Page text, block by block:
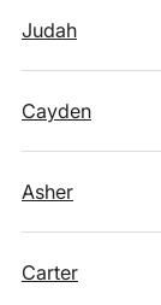
Judah
Cayden
Asher
Carter